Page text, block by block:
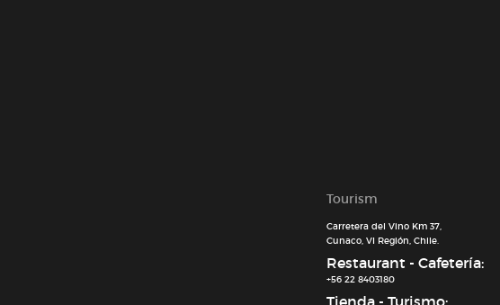
Tourism
Carretera del Vino Km 37,
Cunaco, VI Región, Chile.
Restaurant - Cafetería:
+56 22 8403180